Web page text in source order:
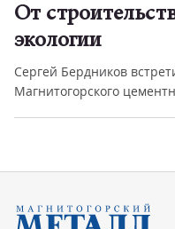
От
экологии
Сергей Бердников
Магнитогорского